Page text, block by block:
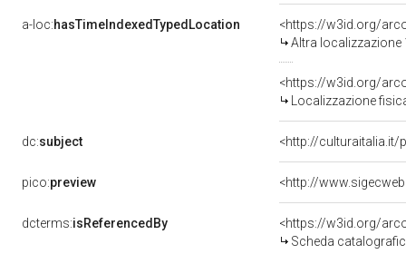
a-loc:hasTimeIndexedTypedLocation
<https://w3id.org/
Altra localizzazione
<https://w3id.org/
Localizzazione
dc:subject <http://culturaitalia.it/
pico:preview
dcterms:isReferencedBy
<https://w3id.org/
Scheda